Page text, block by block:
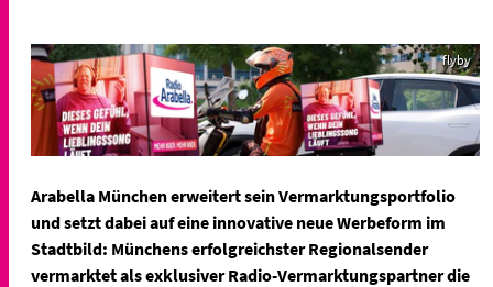
flyby
Arabella München erweitert sein Vermarktungsportfolio
und setzt dabei auf eine innovative neue Werbeform im
Stadtbild: Münchens erfolgreichster Regionalsender
vermarktet als exklusiver Radio-Vermarktungspartner die